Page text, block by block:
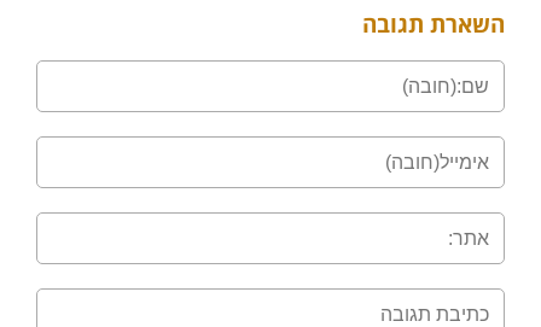
השארת תגובה